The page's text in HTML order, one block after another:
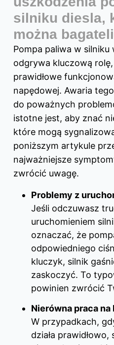
silniku diesla,
można
Pompa paliwa w
odgrywa kluczową
prawidłowe
napędowej. Awaria
do poważnych
istotne jest, aby znać
które mogą
poniższym artykule
najważniejsze
zwrócić uwagę.
Problemy z
Jeśli odczuwasz
uruchomieniem
oznaczać, że
odpowiedniego
kluczyk, silnik
zaskoczyć. To
powinien zwrócić
Nierówna praca na
W przypadkach,
działa